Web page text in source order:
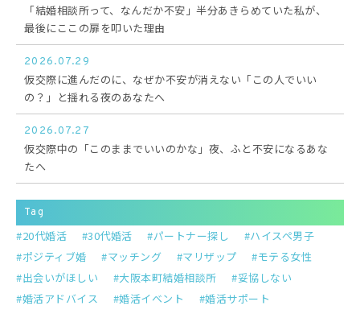
「結婚相談所って、なんだか不安」半分あきらめていた私が、
最後にここの扉を叩いた理由
2026.07.29
仮交際に進んだのに、なぜか不安が消えない「この人でいい
の？」と揺れる夜のあなたへ
2026.07.27
仮交際中の「このままでいいのかな」夜、ふと不安になるあな
たへ
Tag
20代婚活 30代婚活 パートナー探し
ハイスペ男子
ポジティブ婚
マッチング マリザップ
モテる女性
出会いがほしい
大阪本町結婚相談所
妥協しない
婚活アドバイス
婚活イベント
婚活サポート